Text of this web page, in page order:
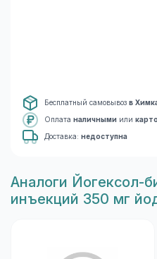
Бесплатный самовывоз в
Оплата наличными или
Доставка: недоступна
Aналоги Йогексол-
инъекций 350 мг